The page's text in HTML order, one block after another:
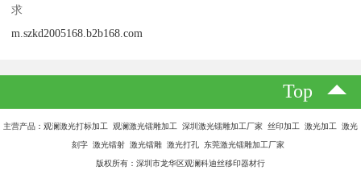
求
m.szkd2005168.b2b168.com
Top
主营产品：观澜激光打标加工 观澜激光镭雕加工 深圳激光镭雕加工厂家 丝印加工 激光加工 激光
刻字 激光镭射 激光镭雕 激光打孔 东莞激光镭雕加工厂家
版权所有：深圳市龙华区观澜科迪丝移印器材行